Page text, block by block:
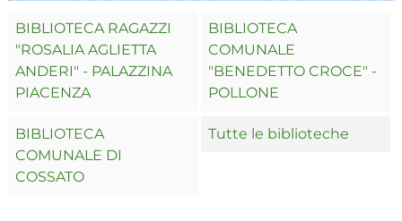
BIBLIOTECA RAGAZZI
"ROSALIA AGLIETTA
ANDERI" - PALAZZINA
PIACENZA
BIBLIOTECA
COMUNALE
"BENEDETTO CROCE" -
POLLONE
BIBLIOTECA
COMUNALE DI
COSSATO
Tutte le biblioteche